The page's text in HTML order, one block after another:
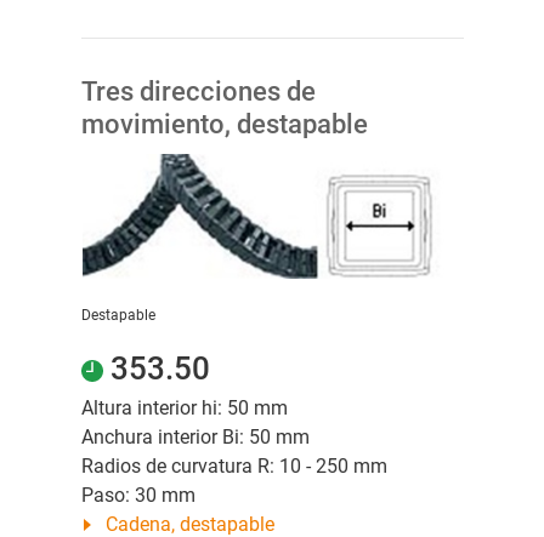
Tres direcciones de
movimiento, destapable
Destapable
353.50
Altura interior hi: 50 mm
Anchura interior Bi: 50 mm
Radios de curvatura R: 10 - 250 mm
Paso: 30 mm
Cadena, destapable